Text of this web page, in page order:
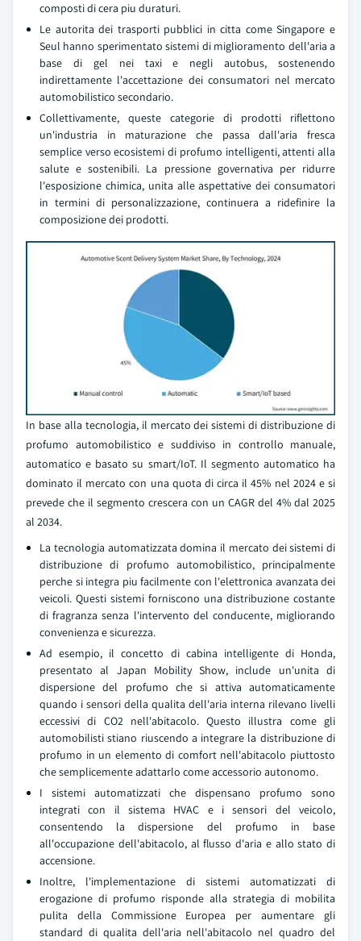
composti di cera piu duraturi.
Le autorita dei trasporti pubblici in citta come Singapore e
Seul hanno sperimentato sistemi di miglioramento dell'aria a
base di gel nei taxi e negli autobus, sostenendo
indirettamente l'accettazione dei consumatori nel mercato
automobilistico secondario.
Collettivamente, queste categorie di prodotti riflettono
un'industria in maturazione che passa dall'aria fresca
semplice verso ecosistemi di profumo intelligenti, attenti alla
salute e sostenibili. La pressione governativa per ridurre
l'esposizione chimica, unita alle aspettative dei consumatori
in termini di personalizzazione, continuera a ridefinire la
composizione dei prodotti.
In base alla tecnologia, il mercato dei sistemi di distribuzione di
profumo automobilistico e suddiviso in controllo manuale,
automatico e basato su smart/IoT. Il segmento automatico ha
dominato il mercato con una quota di circa il 45% nel 2024 e si
prevede che il segmento crescera con un CAGR del 4% dal 2025
al 2034.
La tecnologia automatizzata domina il mercato dei sistemi di
distribuzione di profumo automobilistico, principalmente
perche si integra piu facilmente con l'elettronica avanzata dei
veicoli. Questi sistemi forniscono una distribuzione costante
di fragranza senza l'intervento del conducente, migliorando
convenienza e sicurezza.
Ad esempio, il concetto di cabina intelligente di Honda,
presentato al Japan Mobility Show, include un'unita di
dispersione del profumo che si attiva automaticamente
quando i sensori della qualita dell'aria interna rilevano livelli
eccessivi di CO2 nell'abitacolo. Questo illustra come gli
automobilisti stiano riuscendo a integrare la distribuzione di
profumo in un elemento di comfort nell'abitacolo piuttosto
che semplicemente adattarlo come accessorio autonomo.
I sistemi automatizzati che dispensano profumo sono
integrati con il sistema HVAC e i sensori del veicolo,
consentendo la dispersione del profumo in base
all'occupazione dell'abitacolo, al flusso d'aria e allo stato di
accensione.
Inoltre, l'implementazione di sistemi automatizzati di
erogazione di profumo risponde alla strategia di mobilita
pulita della Commissione Europea per aumentare gli
standard di qualita dell'aria nell'abitacolo nel quadro del